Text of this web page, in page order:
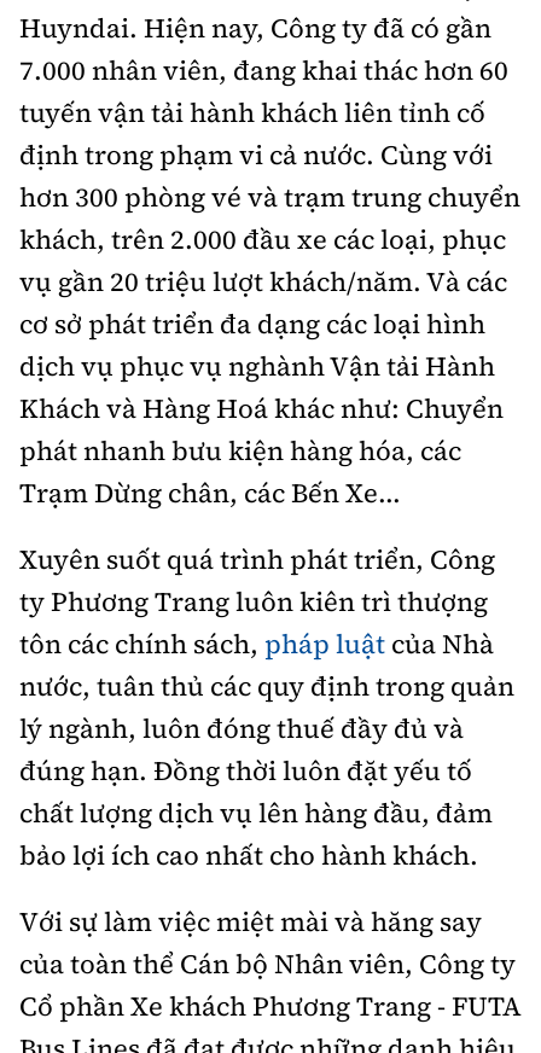
Huyndai. Hiện nay, Công ty đã có gần
7.000 nhân viên, đang khai thác hơn 60
tuyến vận tải hành khách liên tỉnh cố
định trong phạm vi cả nước. Cùng với
hơn 300 phòng vé và trạm trung chuyển
khách, trên 2.000 đầu xe các loại, phục
vụ gần 20 triệu lượt khách/năm. Và các
cơ sở phát triển đa dạng các loại hình
dịch vụ phục vụ nghành Vận tải Hành
Khách và Hàng Hoá khác như: Chuyển
phát nhanh bưu kiện hàng hóa, các
Trạm Dừng chân, các Bến Xe...
Xuyên suốt quá trình phát triển, Công
ty Phương Trang luôn kiên trì thượng
tôn các chính sách, pháp luật của Nhà
nước, tuân thủ các quy định trong quản
lý ngành, luôn đóng thuế đầy đủ và
đúng hạn. Đồng thời luôn đặt yếu tố
chất lượng dịch vụ lên hàng đầu, đảm
bảo lợi ích cao nhất cho hành khách.
Với sự làm việc miệt mài và hăng say
của toàn thể Cán bộ Nhân viên, Công ty
Cổ phần Xe khách Phương Trang - FUTA